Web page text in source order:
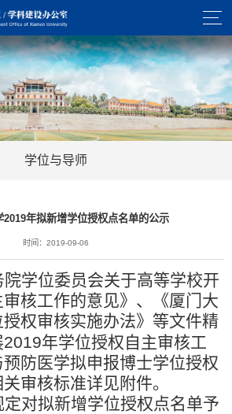
学位与导师
2019年拟新增学位授权点名单的公示
时间：2019-09-06
学位委员会关于高等学校开
核工作的意见》、《厦门大
权审核实施办法》等文件精
2019年学位授权自主审核工
防医学拟申报博士学位授权
审核标准详见附件。
定对拟新增学位授权点名单予